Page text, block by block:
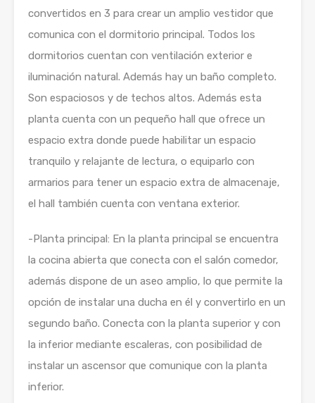
convertidos en 3 para crear un amplio vestidor que
comunica con el dormitorio principal. Todos los
dormitorios cuentan con ventilación exterior e
iluminación natural. Además hay un baño completo.
Son espaciosos y de techos altos. Además esta
planta cuenta con un pequeño hall que ofrece un
espacio extra donde puede habilitar un espacio
tranquilo y relajante de lectura, o equiparlo con
armarios para tener un espacio extra de almacenaje,
el hall también cuenta con ventana exterior.
-Planta principal: En la planta principal se encuentra
la cocina abierta que conecta con el salón comedor,
además dispone de un aseo amplio, lo que permite la
opción de instalar una ducha en él y convertirlo en un
segundo baño. Conecta con la planta superior y con
la inferior mediante escaleras, con posibilidad de
instalar un ascensor que comunique con la planta
inferior.